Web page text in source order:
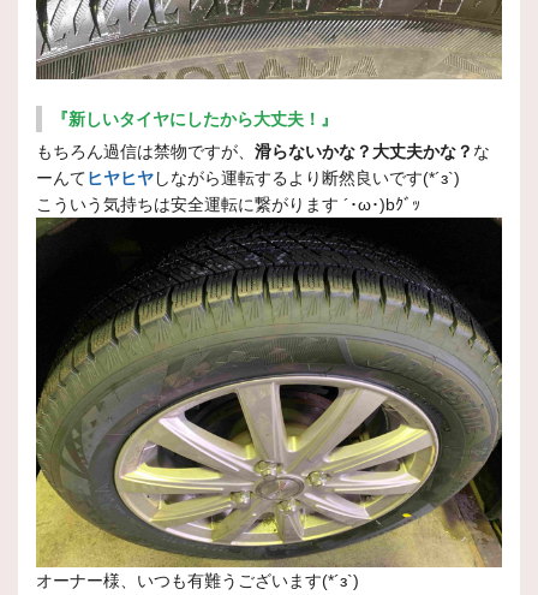
『新しいタイヤにしたから大丈夫！』
もちろん過信は禁物ですが、 滑らないかな？大丈夫かな？ な
ーんてヒヤヒヤしながら運転するより断然良いです(*´з`)
こういう気持ちは安全運転に繋がります ´･ω･)bｸﾞｯ
オーナー様、いつも有難うございます(*´з`)